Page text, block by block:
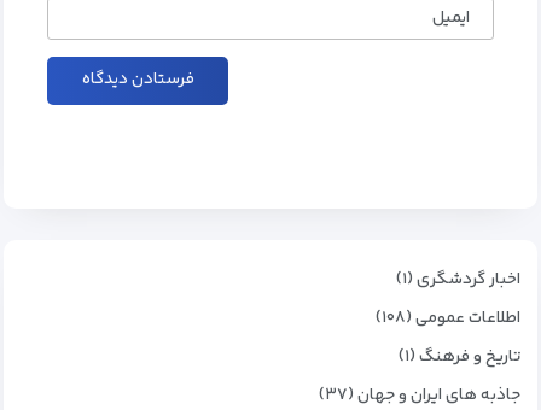
ایمیل
اخبار گردشگری (۱)
اطلاعات عمومی (۱۰۸)
تاریخ و فرهنگ (۱)
جاذبه های ایران و جهان (۳۷)